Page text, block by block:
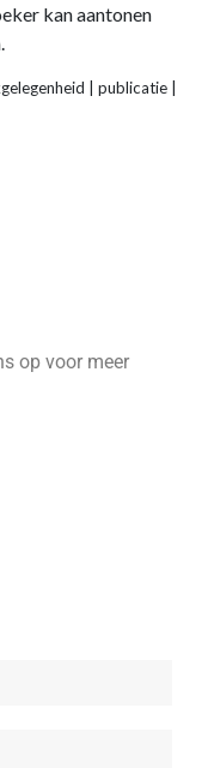
kan aantonen
| publicatie |
op voor meer